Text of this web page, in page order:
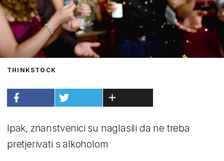
THINKSTOCK
Ipak, znanstvenici su naglasili da ne treba
pretjerivati s alkoholom